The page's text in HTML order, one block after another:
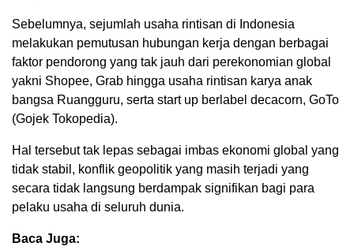
Sebelumnya, sejumlah usaha rintisan di Indonesia
melakukan pemutusan hubungan kerja dengan berbagai
faktor pendorong yang tak jauh dari perekonomian global
yakni Shopee, Grab hingga usaha rintisan karya anak
bangsa Ruangguru, serta start up berlabel decacorn, GoTo
(Gojek Tokopedia).
Hal tersebut tak lepas sebagai imbas ekonomi global yang
tidak stabil, konflik geopolitik yang masih terjadi yang
secara tidak langsung berdampak signifikan bagi para
pelaku usaha di seluruh dunia.
Baca Juga: